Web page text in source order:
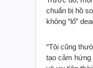
chuẩn bị hồ
không “lố”
“Tôi cũng
tạo cảm hứng